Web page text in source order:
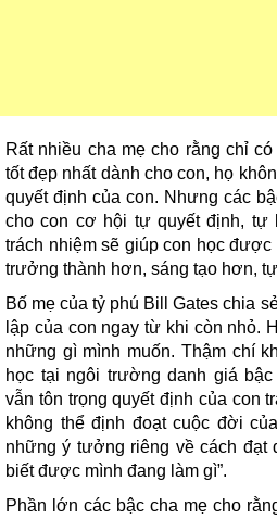
Rất nhiều cha mẹ cho rằng chỉ
tốt đẹp nhất dành cho con, họ
quyết định của con. Nhưng các
cho con cơ hội tự quyết định, tự
trách nhiệm sẽ giúp con học
trưởng thành hơn, sáng tạo hơn,
Bố mẹ của tỷ phú Bill Gates chia
lập của con ngay từ khi còn nhỏ.
những gì mình muốn. Thậm chí
học tại ngôi trường danh giá
vẫn tôn trọng quyết định của con
không thể định đoạt cuộc đời
những ý tưởng riêng về cách đạt
biết được mình đang làm gì”.
Phần lớn các bậc cha mẹ cho